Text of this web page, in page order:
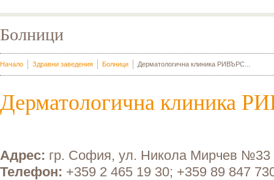
Болници
Начало Здравни заведения Болници Дерматологична клиника РИВЪРС...
Дерматологична клиника
Адрес: гр. София, ул. Никола Мирчев №33
Телефон: +359 2 465 19 30; +359 89 847